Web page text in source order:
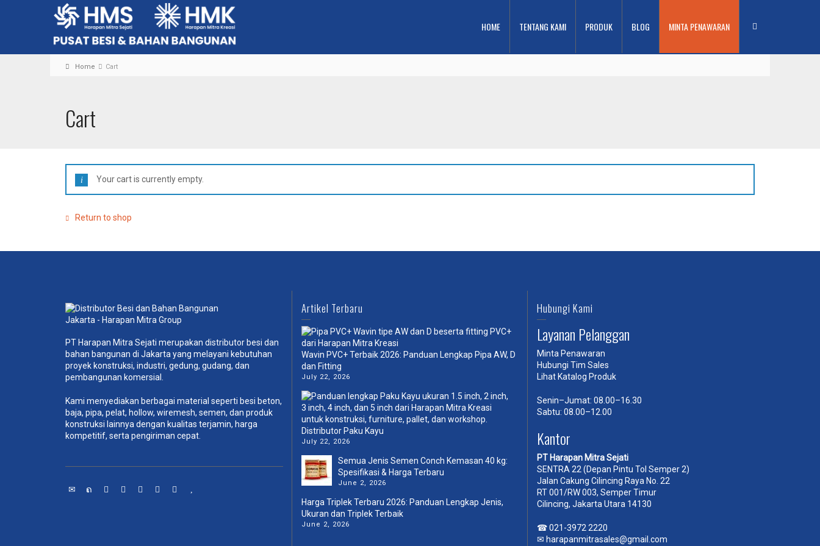
HOME TENTANG KAMI PRODUK BLOG MINTA PENAWARAN
Home Cart
Cart
Your cart is currently empty.
Return to shop
PT Harapan Mitra Sejati merupakan distributor besi dan
bahan bangunan di Jakarta yang melayani kebutuhan
proyek konstruksi, industri, gedung, gudang, dan
pembangunan komersial.
Kami menyediakan berbagai material seperti besi beton,
baja, pipa, pelat, hollow, wiremesh, semen, dan produk
konstruksi lainnya dengan kualitas terjamin, harga
kompetitif, serta pengiriman cepat.
Artikel Terbaru
Wavin PVC+ Terbaik 2026: Panduan Lengkap Pipa AW, D
dan Fitting
July 22, 2026
Distributor Paku Kayu
July 22, 2026
Semua Jenis Semen Conch Kemasan 40 kg:
Spesifikasi & Harga Terbaru
June 2, 2026
Harga Triplek Terbaru 2026: Panduan Lengkap Jenis,
Ukuran dan Triplek Terbaik
June 2, 2026
Hubungi Kami
Layanan Pelanggan
Minta Penawaran
Hubungi Tim Sales
Lihat Katalog Produk
Senin–Jumat: 08.00–16.30
Sabtu: 08.00–12.00
Kantor
PT Harapan Mitra Sejati
SENTRA 22 (Depan Pintu Tol Semper 2)
Jalan Cakung Cilincing Raya No. 22
RT 001/RW 003, Semper Timur
Cilincing, Jakarta Utara 14130
☎021-3972 2220
✉ harapanmitrasales@gmail.com